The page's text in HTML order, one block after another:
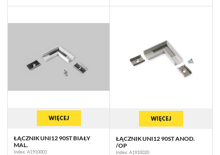
WIĘCEJ
ŁĄCZNIK UNI12 90ST BIAŁY
MAL.
Index: A1910001
WIĘCEJ
ŁĄCZNIK UNI12 90ST ANOD.
/OP
Index: A1910020